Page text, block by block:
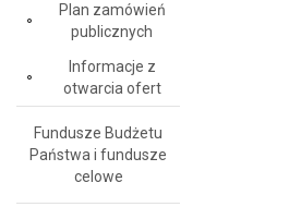
Plan zamówień
publicznych
Informacje z
otwarcia ofert
Fundusze Budżetu
Państwa i fundusze
celowe